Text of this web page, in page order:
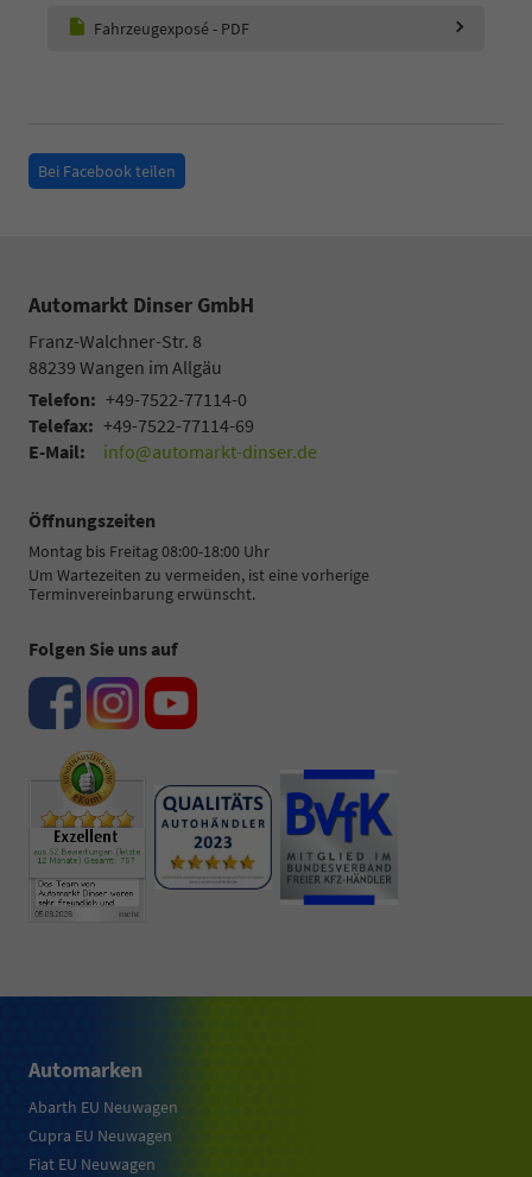
Fahrzeugexposé - PDF
Bei Facebook teilen
Automarkt Dinser GmbH
Franz-Walchner-Str. 8
88239 Wangen im Allgäu
Telefon: +49-7522-77114-0
Telefax: +49-7522-77114-69
E-Mail:
info@automarkt-dinser.de
Öffnungszeiten
Montag bis Freitag 08:00-18:00 Uhr
Um Wartezeiten zu vermeiden, ist eine vorherige
Terminvereinbarung erwünscht.
Folgen Sie uns auf
Automarken
Abarth EU Neuwagen
Cupra EU Neuwagen
Fiat EU Neuwagen